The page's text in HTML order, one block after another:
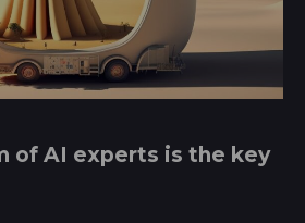
of AI experts is the key